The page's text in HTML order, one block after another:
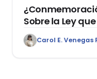
Sobre la Ley
como el “Mes
Carol E. Venegas